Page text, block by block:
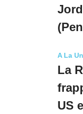
A La
La
US